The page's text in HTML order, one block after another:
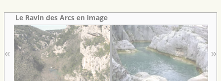
Le Ravin des Arcs en image
« »